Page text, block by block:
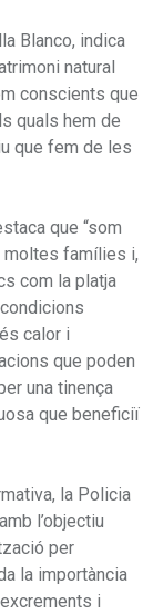
Blanco, indica
natural
conscients que
quals hem de
que fem de les
que “som
famílies i,
com la platja
calor i
que poden
una tinença
que beneficiï
la Policia
l’objectiu
per
la importància
i